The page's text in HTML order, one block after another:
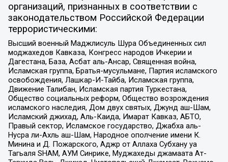
организаций, признанных в соответствии с
законодательством Российской Федерации
террористическими:
Высший военный Маджлисуль Шура Объединенных сил
моджахедов Кавказа, Конгресс народов Ичкерии и
Дагестана, База, Асбат аль-Ансар, Священная война,
Исламская группа, Братья-мусульмане, Партия исламского
освобождения, Лашкар-И-Тайба, Исламская группа,
Движение Талибан, Исламская партия Туркестана,
Общество социальных реформ, Общество возрождения
исламского наследия, Дом двух святых, Джунд аш-Шам,
Исламский джихад, Аль-Каида, Имарат Кавказ, АБТО,
Правый сектор, Исламское государство, Джабха аль-
Нусра ли-Ахль аш-Шам, Народное ополчение имени К.
Минина и Д. Пожарского, Аджр от Аллаха Субхану уа
Тагьаля SHAM, АУМ Синрике, Муджахеды джамаата Ат-